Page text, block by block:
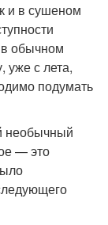
и в сушеном
в обычном
уже с лета,
подумать
необычный
— это